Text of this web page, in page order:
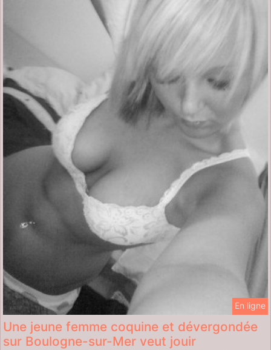
En ligne
Une jeune femme coquine et dévergondée
sur Boulogne-sur-Mer veut jouir